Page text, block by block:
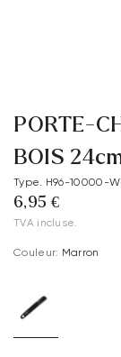
PORTE-
BOIS
Type. H96-10000-WI
6,95 €
TVA incluse.
Couleur: Marron